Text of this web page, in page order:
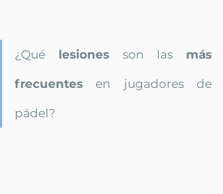
¿Qué lesiones son las más
frecuentes en jugadores de
pádel?